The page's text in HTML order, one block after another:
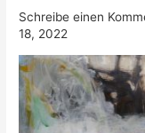
Schreibe einen
18, 2022